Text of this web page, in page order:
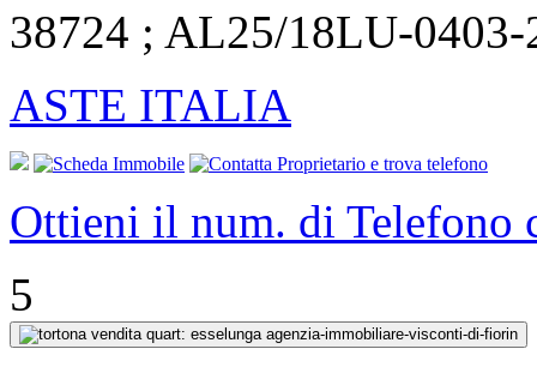
38724 ; AL25/18LU-0403-
ASTE ITALIA
Ottieni il num. di Telefono
5